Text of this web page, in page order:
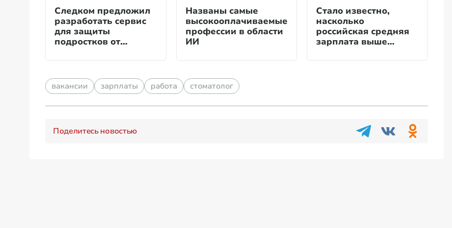
Следком предложил
разработать сервис
для защиты
подростков от
Названы самые
высокооплачиваемые
профессии в области
ИИ
Стало известно,
насколько
российская средняя
зарплата выше
вакансии зарплаты работа стоматолог
Поделитесь новостью